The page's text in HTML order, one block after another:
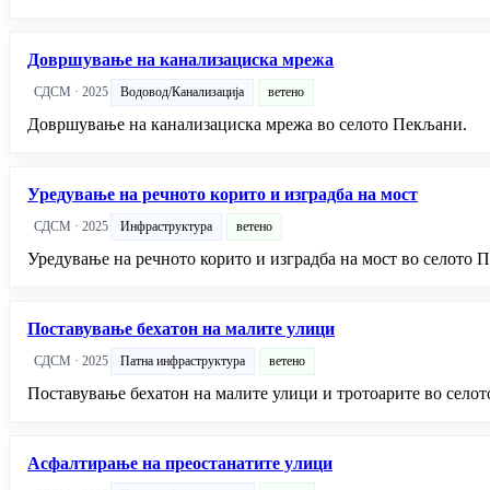
Довршување на канализациска мрежа
СДСМ · 2025 Водовод/Канализација ветено
Довршување на канализациска мрежа во селото Пекљани.
Уредување на речното корито и изградба на мост
СДСМ · 2025 Инфраструктура ветено
Уредување на речното корито и изградба на мост во селото
Поставување бехатон на малите улици
СДСМ · 2025 Патна инфраструктура ветено
Поставување бехатон на малите улици и тротоарите во
Асфалтирање на преостанатите улици